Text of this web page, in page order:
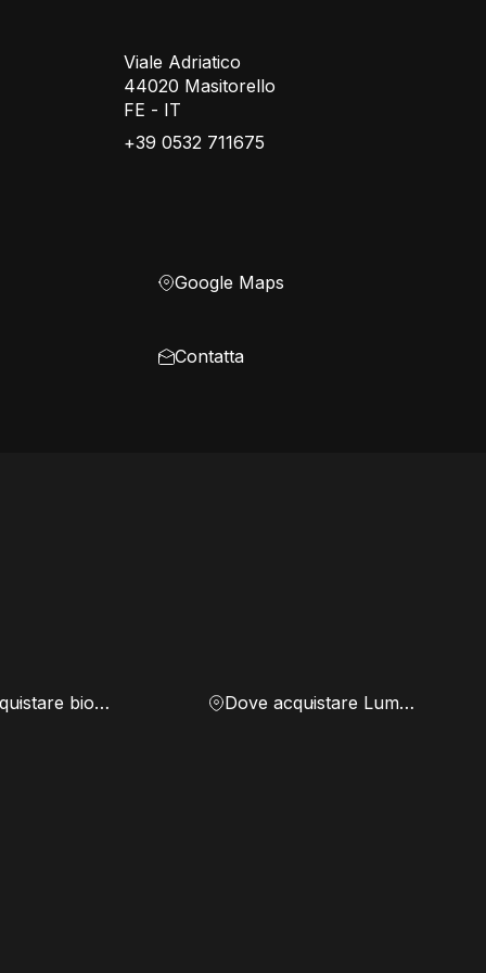
Viale Adriatico
44020 Masitorello
FE - IT
+39 0532 711675
Google Maps
Contatta
Dove acquistare biomassa Dove acquistare Lumen